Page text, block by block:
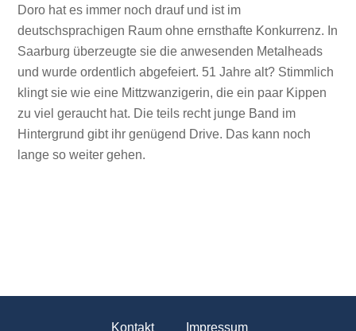
Doro hat es immer noch drauf und ist im
deutschsprachigen Raum ohne ernsthafte Konkurrenz. In
Saarburg überzeugte sie die anwesenden Metalheads
und wurde ordentlich abgefeiert. 51 Jahre alt? Stimmlich
klingt sie wie eine Mittzwanzigerin, die ein paar Kippen
zu viel geraucht hat. Die teils recht junge Band im
Hintergrund gibt ihr genügend Drive. Das kann noch
lange so weiter gehen.
Kontakt Impressum